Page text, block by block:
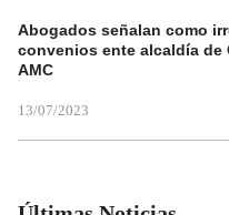
Abogados señalan como
convenios ente alcaldía de
AMC
13/07/2023